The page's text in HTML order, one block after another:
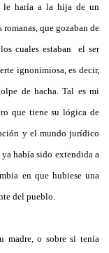
le haría a la hija de un
que gozaban de
cuales estaban el ser
ignonimiosa, es decir,
de hacha. Tal es mi
que tiene su lógica de
y el mundo jurídico
había sido extendida a
en que hubiese una
del pueblo.
madre, o sobre si tenía